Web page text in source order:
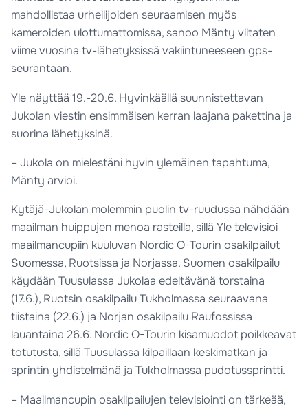
mahdollistaa urheilijoiden seuraamisen myös
kameroiden ulottumattomissa, sanoo Mänty viitaten
viime vuosina tv-lähetyksissä vakiintuneeseen gps-
seurantaan.
Yle näyttää 19.-20.6. Hyvinkäällä suunnistettavan
Jukolan viestin ensimmäisen kerran laajana pakettina ja
suorina lähetyksinä.
– Jukola on mielestäni hyvin ylemäinen tapahtuma,
Mänty arvioi.
Kytäjä-Jukolan molemmin puolin tv-ruudussa nähdään
maailman huippujen menoa rasteilla, sillä Yle televisioi
maailmancupiin kuuluvan Nordic O-Tourin osakilpailut
Suomessa, Ruotsissa ja Norjassa. Suomen osakilpailu
käydään Tuusulassa Jukolaa edeltävänä torstaina
(17.6.), Ruotsin osakilpailu Tukholmassa seuraavana
tiistaina (22.6.) ja Norjan osakilpailu Raufossissa
lauantaina 26.6. Nordic O-Tourin kisamuodot poikkeavat
totutusta, sillä Tuusulassa kilpaillaan keskimatkan ja
sprintin yhdistelmänä ja Tukholmassa pudotussprintti.
– Maailmancupin osakilpailujen televisiointi on tärkeää,